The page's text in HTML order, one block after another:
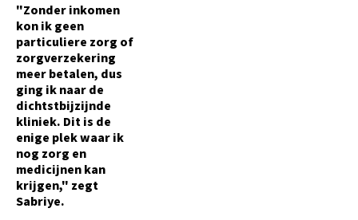
"Zonder inkomen
kon ik geen
particuliere zorg of
zorgverzekering
meer betalen, dus
ging ik naar de
dichtstbijzijnde
kliniek. Dit is de
enige plek waar ik
nog zorg en
medicijnen kan
krijgen," zegt
Sabriye.